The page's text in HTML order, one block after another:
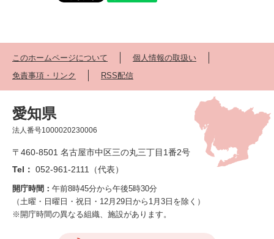
このホームページについて
個人情報の取扱い
免責事項・リンク
RSS配信
愛知県
法人番号1000020230006
〒460-8501 名古屋市中区三の丸三丁目1番2号
Tel： 052-961-2111（代表）
開庁時間： 午前8時45分から午後5時30分
（土曜・日曜日・祝日・12月29日から1月3日を除く）
※開庁時間の異なる組織、施設があります。